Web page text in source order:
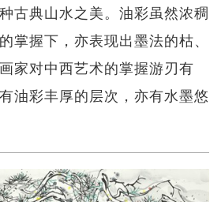
古典山水之美。油彩虽然浓稠
掌握下，亦表现出墨法的枯、
家对中西艺术的掌握游刃有
油彩丰厚的层次，亦有水墨悠